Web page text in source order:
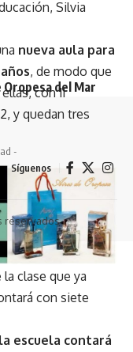
Silvia
nueva aula para
, de modo que
con 11
y quedan tres
-
la clase que ya
con siete
la escuela contará
del Mar
Síguenos
reservados.